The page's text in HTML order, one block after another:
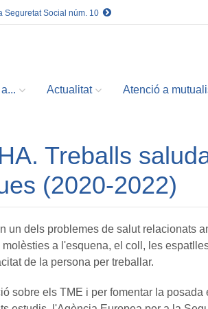
Seguretat Social núm. 10
Actualitat Atenció a
Treballs
(2020-2022)
un dels problemes de salut relacionats
a l'esquena, el coll, les
de la persona per treballar.
sobre els TME i per fomentar la posada